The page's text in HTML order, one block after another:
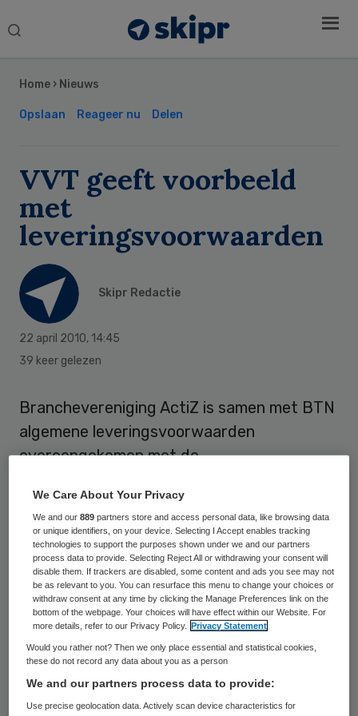
Search
Home › Nieuws
Opslaan Reageer nu Delen
VVT geeft voorbeeld
met
leveringsvoorwaarden
Skipr Redactie
22 april 2010, 14:45
39 keer gelezen
Branchevereniging ActiZ is samen met BTN
algemene leveringsvoorwaarden
overeengekomen met de
dat een sector binnen de zorg op deze
manier duidelijkheid geeft over eigen
product.
Reële verwachtingen
“Het is belangrijk dat de tweezijdige
leveringsvoorwaarden er zijn, omdat deze
duidelijkheid creëren voor consumenten en
Sidebar
We Care About Your Privacy
We and our889 partners store and access personal data, like browsing data
or unique identifiers, on your device. Selecting I Accept enables tracking
technologies to support the purposes shown under we and our partners
process data to provide. Selecting Reject All or withdrawing your consent will
disable them. If trackers are disabled, some content and ads you see may not
be as relevant to you. You can resurface this menu to change your choices or
withdraw consent at any time by clicking the Manage Preferences link on the
bottom of the webpage. Your choices will have effect within our Website. For
more details, refer to our Privacy Policy.
Privacy Statement
Would you rather not? Then we only place essential and statistical cookies,
these do not record any data about you as a person
We and our partners process data to provide:
Use precise geolocation data. Actively scan device characteristics for